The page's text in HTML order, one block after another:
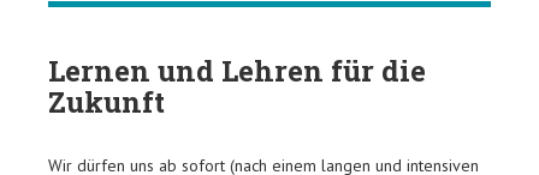
Lernen und Lehren für die
Zukunft
Wir dürfen uns ab sofort (nach einem langen und intensiven